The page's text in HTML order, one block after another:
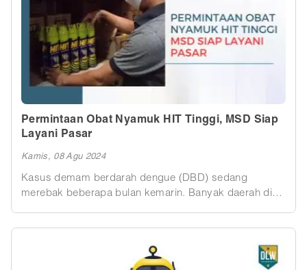
Permintaan Obat Nyamuk HIT Tinggi, MSD Siap
Layani Pasar
Kamis, 08 Agu 2024
Kasus demam berdarah dengue (DBD) sedang
merebak beberapa bulan kemarin. Banyak daerah di